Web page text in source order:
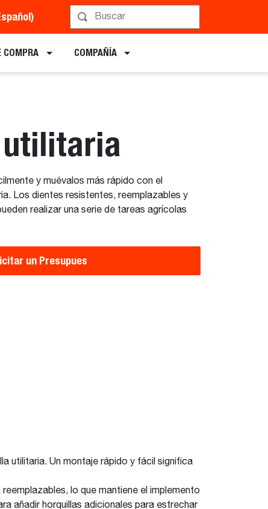
COMPRA COMPAÑÍA
y muévalos más rápido con el
Los dientes resistentes, reemplazables y
realizar una serie de tareas agrícolas
un Presupues
utilitaria. Un montaje rápido y fácil significa
lo que mantiene el implemento
añadir horquillas adicionales para estrechar
Implementos